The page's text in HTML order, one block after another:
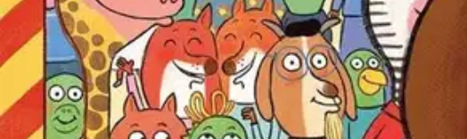
Etu ei koske Suuri‑lisäpalvelulla toimitettavia tuotteita.
Tarkista myymäläsaatavuus